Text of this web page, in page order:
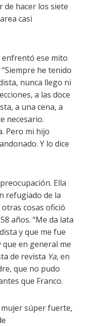
hacer los siete
casi
enfrentó ese mito
he tenido
nunca llego ni
a las doce
a una cena, a
necesario.
Pero mi hijo
Y lo dice
Ella
refugiado de la
cosas ofició
años. “Me da lata
y que me fue
en general me
de revista Ya, en
que no pudo
que Franco.
súper fuerte,